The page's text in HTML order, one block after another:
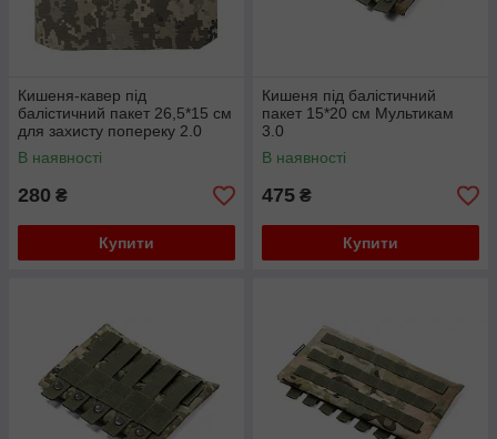
Кишеня-кавер під
балістичний пакет 26,5*15 см
для захисту попереку 2.0
Піксель
В наявності
280 ₴
Купити
Кишеня під балістичний
пакет 15*20 см Мультикам
3.0
В наявності
475 ₴
Купити